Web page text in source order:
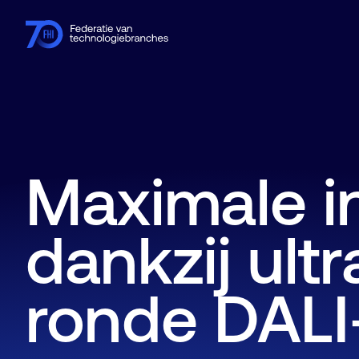
Maximale
dankzij
ronde